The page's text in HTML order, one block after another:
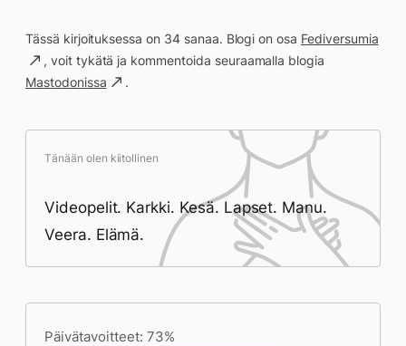
Tässä kirjoituksessa on 34 sanaa. Blogi on osa Fediversumia
, voit tykätä ja kommentoida seuraamalla blogia
Mastodonissa
.
Tänään olen kiitollinen
Videopelit. Karkki. Kesä. Lapset. Manu.
Veera. Elämä.
Päivätavoitteet: 73%